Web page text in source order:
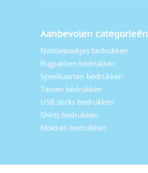
Aanbevolen categorieën
Notitieboekjes bedrukken
Rugzakken bedrukken
Speelkaarten bedrukken
Tassen bedrukken
USB sticks bedrukken
Shirts bedrukken
Mokken bedrukken